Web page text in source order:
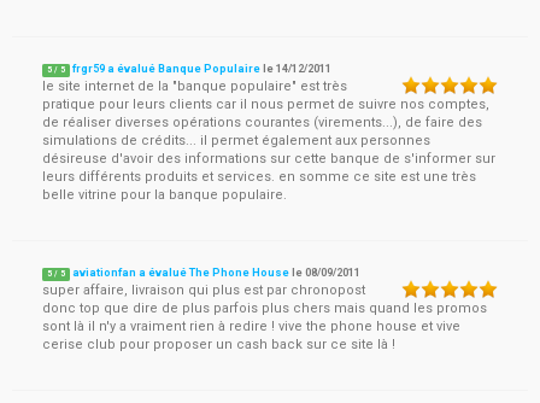
5 / 5 frgr59 a évalué Banque Populaire le14/12/2011
le site internet de la "banque populaire" est très
pratique pour leurs clients car il nous permet de suivre nos comptes,
de réaliser diverses opérations courantes (virements...), de faire des
simulations de crédits... il permet également aux personnes
désireuse d'avoir des informations sur cette banque de s'informer sur
leurs différents produits et services. en somme ce site est une très
belle vitrine pour la banque populaire.
5 / 5 aviationfan a évalué The Phone House le08/09/2011
super affaire, livraison qui plus est par chronopost
donc top que dire de plus parfois plus chers mais quand les promos
sont là il n'y a vraiment rien à redire ! vive the phone house et vive
cerise club pour proposer un cash back sur ce site là !